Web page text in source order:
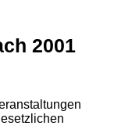
2001